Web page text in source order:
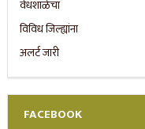
FACEBOOK